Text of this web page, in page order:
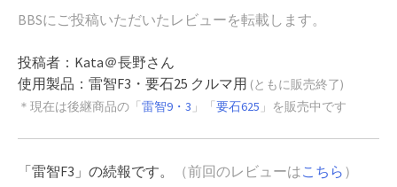
BBSにご投稿いただいたレビューを転載します。
投稿者：Kata＠長野さん
使用製品：雷智F3・要石25 クルマ用 (ともに販売終了)
＊現在は後継商品の「雷智9・3 」「要石625 」を販売中です
「雷智F3」の続報です。 （前回のレビューはこちら ）